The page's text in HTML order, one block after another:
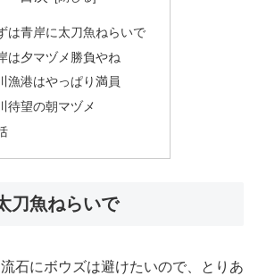
は青岸に太刀魚ねらいで
は夕マヅメ勝負やね
漁港はやっぱり満員
待望の朝マヅメ
刀魚ねらいで
石にボウズは避けたいので、とりあ